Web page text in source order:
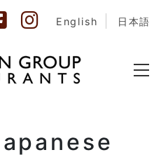
English 日本語